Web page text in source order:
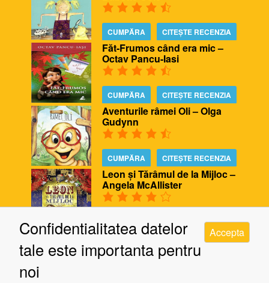
CUMPĂRA CITEȘTE RECENZIA
Făt-Frumos când era mic –
Octav Pancu-Iasi
CUMPĂRA CITEȘTE RECENZIA
Aventurile râmei Oli – Olga
Gudynn
CUMPĂRA CITEȘTE RECENZIA
Leon și Tărâmul de la Mijloc –
Angela McAllister
CUMPĂRA CITEȘTE RECENZIA
Biblioteca ursului – Poppy
Bishop, Alison Edgson
Confidentialitatea datelor
tale este importanta pentru
noi
Accepta